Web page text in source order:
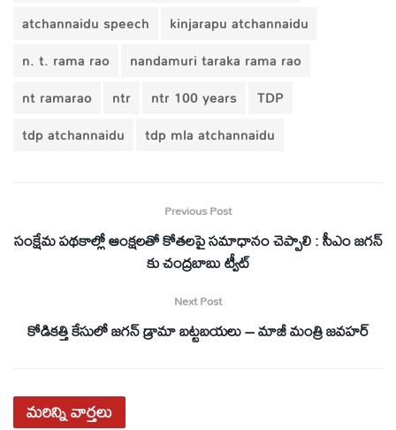
atchannaidu speech
kinjarapu atchannaidu
n. t. rama rao
nandamuri taraka rama rao
nt ramarao
ntr ntr 100 years
TDP
tdp atchannaidu
tdp mla atchannaidu
Previous Post
సంక్షేమ పథకాల్లో ఆంక్షలతో కోతలపై సమాధానం చెప్పాలి : సీఎం జగన్‌
కు చంద్రబాబు ట్వీట్‌
Next Post
కోడికత్తి కేసులో జగన్‌ డ్రామా బట్టబయలు – మాజీ మంత్రి జవహర్
మరిన్నివార్తలు